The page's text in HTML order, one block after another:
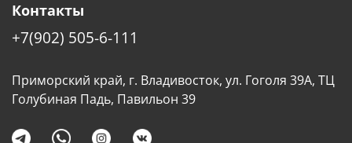
Контакты
+7(902) 505-6-111
Приморский край, г. Владивосток, ул. Гоголя 39А, ТЦ
Голубиная Падь, Павильон 39